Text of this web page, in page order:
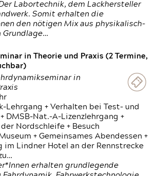
Labortechnik, dem Lackhersteller
Somit erhalten die
den nötigen Mix aus physikalisch-
Grundlage…
in Theorie und Praxis (2 Termine,
in
Lehrgang + Verhalten bei Test- und
DMSB-Nat.-A-Lizenzlehrgang +
der Nordschleife + Besuch
+ Gemeinsames Abendessen +
im Lindner Hotel an der Rennstrecke
erhalten grundlegende